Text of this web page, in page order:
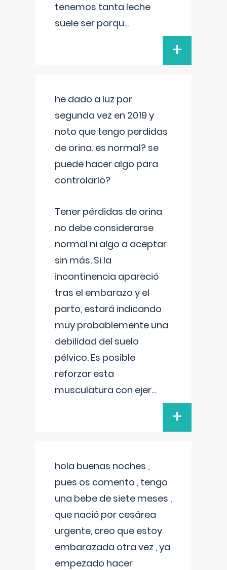
tenemos tanta leche
suele ser porqu...
+
he dado a luz por
segunda vez en 2019 y
noto que tengo perdidas
de orina. es normal? se
puede hacer algo para
controlarlo?
Tener pérdidas de orina
no debe considerarse
normal ni algo a aceptar
sin más. Si la
incontinencia apareció
tras el embarazo y el
parto, estará indicando
muy probablemente una
debilidad del suelo
pélvico. Es posible
reforzar esta
musculatura con ejer...
+
hola buenas noches ,
pues os comento , tengo
una bebe de siete meses ,
que nació por cesárea
urgente, creo que estoy
embarazada otra vez , ya
empezado hacer